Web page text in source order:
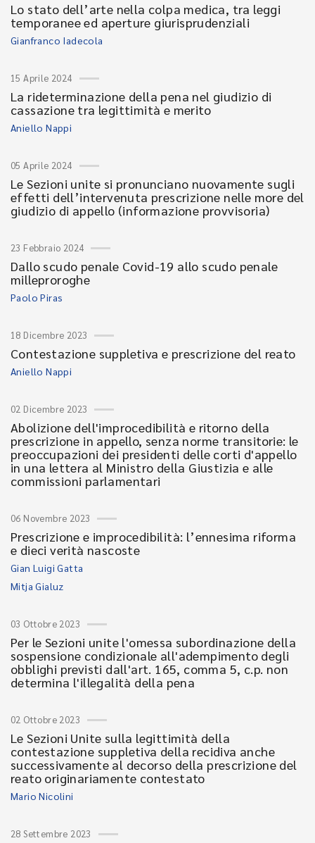
Lo stato dell’arte nella colpa medica, tra leggi
temporanee ed aperture giurisprudenziali
Gianfranco Iadecola
15 Aprile 2024
La rideterminazione della pena nel giudizio di
cassazione tra legittimità e merito
Aniello Nappi
05 Aprile 2024
Le Sezioni unite si pronunciano nuovamente sugli
effetti dell’intervenuta prescrizione nelle more del
giudizio di appello (informazione provvisoria)
23 Febbraio 2024
Dallo scudo penale Covid-19 allo scudo penale
milleproroghe
Paolo Piras
18 Dicembre 2023
Contestazione suppletiva e prescrizione del reato
Aniello Nappi
02 Dicembre 2023
Abolizione dell'improcedibilità e ritorno della
prescrizione in appello, senza norme transitorie: le
preoccupazioni dei presidenti delle corti d'appello
in una lettera al Ministro della Giustizia e alle
commissioni parlamentari
06 Novembre 2023
Prescrizione e improcedibilità: l’ennesima riforma
e dieci verità nascoste
Gian Luigi Gatta
Mitja Gialuz
03 Ottobre 2023
Per le Sezioni unite l'omessa subordinazione della
sospensione condizionale all'adempimento degli
obblighi previsti dall'art. 165, comma 5, c.p. non
determina l'illegalità della pena
02 Ottobre 2023
Le Sezioni Unite sulla legittimità della
contestazione suppletiva della recidiva anche
successivamente al decorso della prescrizione del
reato originariamente contestato
Mario Nicolini
28 Settembre 2023